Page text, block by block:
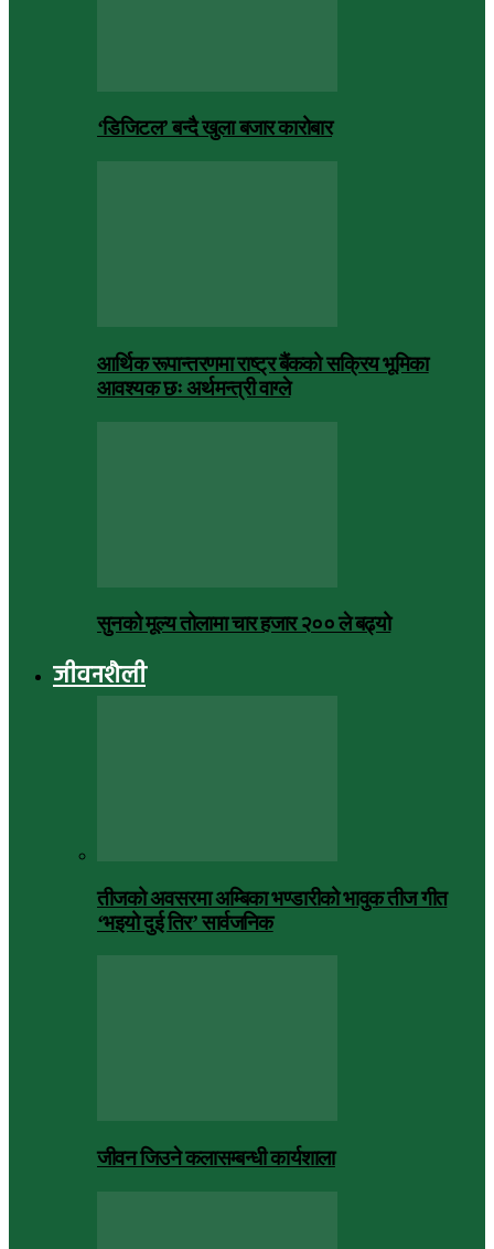
‘डिजिटल’ बन्दै खुला बजार कारोबार
आर्थिक रूपान्तरणमा राष्ट्र बैंकको सक्रिय भूमिका
आवश्यक छः अर्थमन्त्री वाग्ले
सुनको मूल्य तोलामा चार हजार २०० ले बढ्यो
जीवनशैली
तीजको अवसरमा अम्बिका भण्डारीको भावुक तीज गीत
‘भइयो दुई तिर’ सार्वजनिक
जीवन जिउने कलासम्बन्धी कार्यशाला